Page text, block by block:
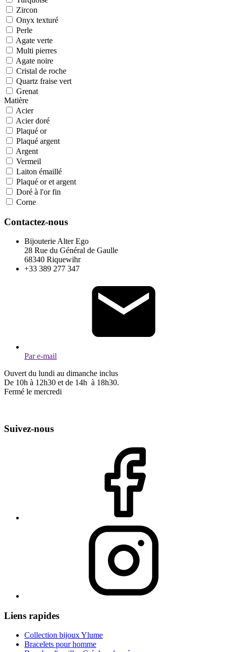
Zircon
Onyx texturé
Perle
Agate verte
Multi pierres
Agate noire
Cristal de roche
Quartz fraise vert
Grenat
Matière
Acier
Acier doré
Plaqué or
Plaqué argent
Argent
Vermeil
Laiton émaillé
Plaqué or et argent
Doré à l'or fin
Corne
Contactez-nous
Bijouterie Alter Ego
28 Rue du Général de Gaulle
68340 Riquewihr
+33 389 277 347
Par e-mail
Ouvert du lundi au dimanche inclus
De 10h à 12h30 et de 14h à 18h30.
Fermé le mercredi
Suivez-nous
Liens rapides
Collection bijoux Ylume
Bracelets pour homme